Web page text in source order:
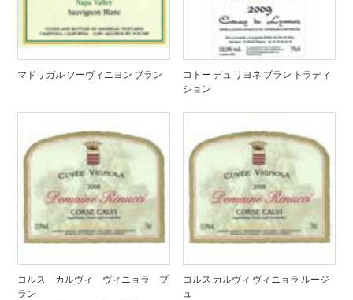
マドリガル ソーヴィニヨン ブラン
コトー デュ リヨネ ブラン トラディ
ション
コルス カルヴィ ヴィニョラ ブ
ラン
コルス カルヴィ ヴィニョラ ルージ
ュ